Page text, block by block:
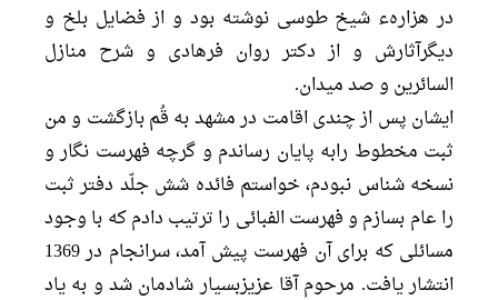
در هزارهء شيخ طوسى نوشته بود و از فضايل بلخ و
ديگرآثارش و از دكتر روان فرهادى و شرح منازل
السائرين و صد ميدان.
ايشان پس از چندى اقامت در مشهد به قُم بازگشت و من
ثبت مخطوط رابه پايان رساندم و گرچه فهرست نگار و
نسخه شناس نبودم، خواستم فائده شش جلّد دفتر ثبت
را عام بسازم و فهرست الفبائى را ترتيب دادم كه با وجود
مسائلى كه براى آن فهرست پيش آمد، سرانجام در 1369
انتشار يافت. مرحوم آقا عزيزبسيار شادمان شد و به ياد